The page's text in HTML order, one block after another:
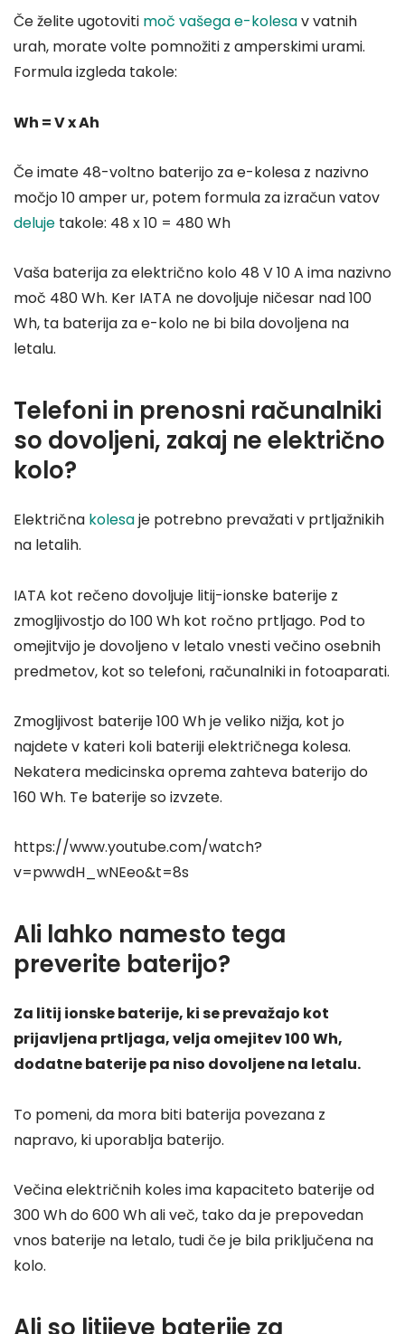
Če želite ugotoviti moč vašega e-kolesav vatnih
urah, morate volte pomnožiti z amperskimi urami.
Formula izgleda takole:
Wh = V x Ah
Če imate 48-voltno baterijo za e-kolesa z nazivno
močjo 10 amper ur, potem formula za izračun vatov
deluje takole: 48 x 10 = 480 Wh
Vaša baterija za električno kolo 48 V 10 A ima nazivno
moč 480 Wh. Ker IATA ne dovoljuje ničesar nad 100
Wh, ta baterija za e-kolo ne bi bila dovoljena na
letalu.
Telefoni in prenosni računalniki
so dovoljeni, zakaj ne električno
kolo?
Električna kolesaje potrebno prevažati v prtljažnikih
na letalih.
IATA kot rečeno dovoljuje litij-ionske baterije z
zmogljivostjo do 100 Wh kot ročno prtljago. Pod to
omejitvijo je dovoljeno v letalo vnesti večino osebnih
predmetov, kot so telefoni, računalniki in fotoaparati.
Zmogljivost baterije 100 Wh je veliko nižja, kot jo
najdete v kateri koli bateriji električnega kolesa.
Nekatera medicinska oprema zahteva baterijo do
160 Wh. Te baterije so izvzete.
https://www.youtube.com/watch?
v=pwwdH_wNEeo&t=8s
Ali lahko namesto tega
preverite baterijo?
Za litij ionske baterije, ki se prevažajo kot
prijavljena prtljaga, velja omejitev 100 Wh,
dodatne baterije pa niso dovoljene na letalu.
To pomeni, da mora biti baterija povezana z
napravo, ki uporablja baterijo.
Večina električnih koles ima kapaciteto baterije od
300 Wh do 600 Wh ali več, tako da je prepovedan
vnos baterije na letalo, tudi če je bila priključena na
kolo.